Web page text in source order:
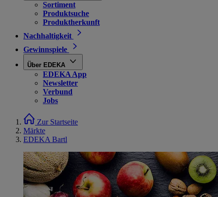
Sortiment
Produktsuche
Produktherkunft
Nachhaltigkeit
Gewinnspiele
Über EDEKA
EDEKA App
Newsletter
Verbund
Jobs
Zur Startseite
Märkte
EDEKA Bartl